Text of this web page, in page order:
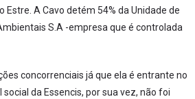
A Cavo detém 54% da Unidade de
S.A -empresa que é controlada
concorrenciais já que ela é entrante no
da Essencis, por sua vez, não foi